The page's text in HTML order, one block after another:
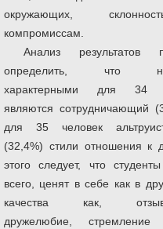
окружающих,
компромиссам.
Анализ результатов
определить, что
характерными для 34
являются сотрудничающий
для 35 человек
(32,4%) стили отношения к
этого следует, что
всего, ценят в себе как в
качества как,
дружелюбие, стремление